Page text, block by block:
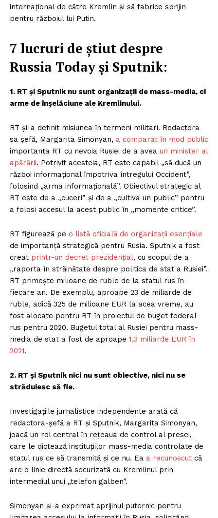
internațional de către Kremlin și să fabrice sprijin
pentru războiul lui Putin.
7 lucruri de știut despre
Russia Today și Sputnik:
1. RT și Sputnik nu sunt organizații de mass-media, ci
arme de înșelăciune ale Kremlinului.
RT și-a definit misiunea în termeni militari. Redactora
sa șefă, Margarita Simonyan, a comparat în mod public
importanța RT cu nevoia Rusiei de a avea un minister al
apărării. Potrivit acesteia, RT este capabil „să ducă un
război informațional împotriva întregului Occident”,
folosind „arma informațională”. Obiectivul strategic al
RT este de a „cuceri” și de a „cultiva un public” pentru
a folosi accesul la acest public în „momente critice”.
RT figurează pe o listă oficială de organizații esențiale
de importanță strategică pentru Rusia. Sputnik a fost
creat printr-un decret prezidențial, cu scopul de a
„raporta în străinătate despre politica de stat a Rusiei”.
RT primește milioane de ruble de la statul rus în
fiecare an. De exemplu, aproape 23 de miliarde de
ruble, adică 325 de milioane EUR la acea vreme, au
fost alocate pentru RT în proiectul de buget federal
rus pentru 2020. Bugetul total al Rusiei pentru mass-
media de stat a fost de aproape 1,3 miliarde EUR în
2021.
2. RT și Sputnik nici nu sunt obiective, nici nu se
străduiesc să fie.
Investigațiile jurnalistice independente arată că
redactora-șefă a RT și Sputnik, Margarita Simonyan,
joacă un rol central în rețeaua de control al presei,
care le dictează instituțiilor mass-media controlate de
statul rus ce să transmită și ce nu. Ea a recunoscut că
are o linie directă securizată cu Kremlinul prin
intermediul unui „telefon galben”.
Simonyan și-a exprimat sprijinul puternic pentru